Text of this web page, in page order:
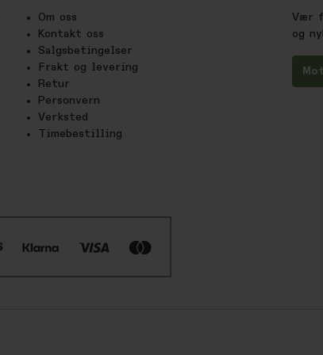
Om oss
Kontakt oss
Salgsbetingelser
Frakt og levering
Retur
Personvern
Verksted
Timebestilling
Vær
og